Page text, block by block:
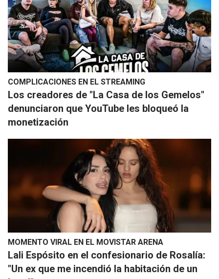
COMPLICACIONES EN EL STREAMING
​Los creadores de "La Casa de los Gemelos"
denunciaron que YouTube les bloqueó la
monetización
MOMENTO VIRAL EN EL MOVISTAR ARENA
Lali Espósito en el confesionario de Rosalía:
"Un ex que me incendió la habitación de un